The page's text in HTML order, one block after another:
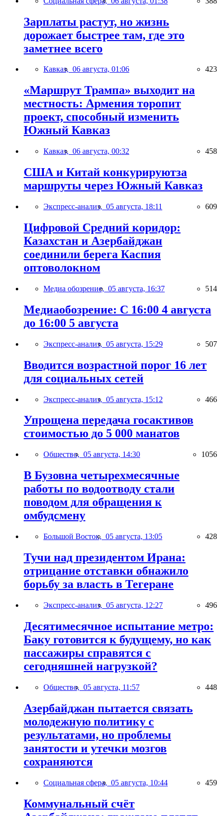
Зарплаты растут, но жизнь
дорожает быстрее там, где это
заметнее всего
Кавказ, 06 августа, 01:06 423
«Маршрут Трампа» выходит на
местность: Армения торопит
проект, способный изменить
Южный Кавказ
Кавказ, 06 августа, 00:32 458
США и Китай конкурируютза
маршруты через Южный Кавказ
Экспресс-анализ, 05 августа, 18:11 609
Цифровой Средний коридор:
Казахстан и Азербайджан
соединили берега Каспия
оптоволокном
Медиа обозрение, 05 августа, 16:37 514
Медиаобозрение: С 16:00 4 августа
до 16:00 5 августа
Экспресс-анализ, 05 августа, 15:29 507
Вводится возрастной порог 16 лет
для социальных сетей
Экспресс-анализ, 05 августа, 15:12 466
Упрощена передача госактивов
стоимостью до 5 000 манатов
Общество, 05 августа, 14:30 1056
В Бузовна четырехмесячные
работы по водоотводу стали
поводом для обращения к
омбудсмену
Большой Восток, 05 августа, 13:05 428
Тучи над президентом Ирана:
отрицание отставки обнажило
борьбу за власть в Тегеране
Экспресс-анализ, 05 августа, 12:27 496
Десятимесячное испытание метро:
Баку готовится к будущему, но как
пассажиры справятся с
сегодняшней нагрузкой?
Общество, 05 августа, 11:57 448
Азербайджан пытается связать
молодежную политику с
результатами, но проблемы
занятости и утечки мозгов
сохраняются
Социальная сфера, 05 августа, 10:44 459
Коммунальный счёт